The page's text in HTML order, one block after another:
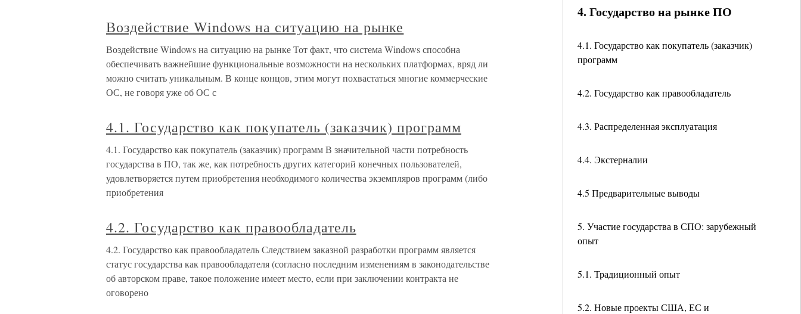
4. Государство на рынке ПО
4.1. Государство как покупатель (заказчик)
программ
4.2. Государство как правообладатель
4.3. Распределенная эксплуатация
4.4. Экстерналии
4.5 Предварительные выводы
5. Участие государства в СПО: зарубежный
опыт
5.1. Традиционный опыт
5.2. Новые проекты США, ЕС и
Воздействие Windows на ситуацию на рынке
Воздействие Windows на ситуацию на рынке Тот факт, что система Windows способна
обеспечивать важнейшие функциональные возможности на нескольких платформах, вряд ли
можно считать уникальным. В конце концов, этим могут похвастаться многие коммерческие
ОС, не говоря уже об ОС с
4.1. Государство как покупатель (заказчик) программ
4.1. Государство как покупатель (заказчик) программ В значительной части потребность
государства в ПО, так же, как потребность других категорий конечных пользователей,
удовлетворяется путем приобретения необходимого количества экземпляров программ (либо
приобретения
4.2. Государство как правообладатель
4.2. Государство как правообладатель Следствием заказной разработки программ является
статус государства как правообладателя (согласно последним изменениям в законодательстве
об авторском праве, такое положение имеет место, если при заключении контракта не
оговорено